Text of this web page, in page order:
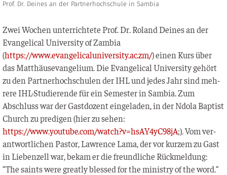
Prof. Dr. Deines an der Partnerhochschule in Sambia
Zwei Wochen unter­rich­te­te Prof. Dr. Roland Dei­nes an der
Evan­ge­li­cal Uni­ver­si­ty of Zam­bia
(https://www.evangelicaluniversity.ac.zm/) einen Kurs über
das Mat­thä­us­evan­ge­li­um. Die Evan­ge­li­cal Uni­ver­si­ty gehört
zu den Part­ner­hoch­schu­len der IHL und jedes Jahr sind meh­
re­re IHL-Stu­die­ren­de für ein Semes­ter in Sam­bia. Zum
Abschluss war der Gast­do­zent ein­ge­la­den, in der Ndo­la Bap­tist
Church zu pre­di­gen (hier zu sehen:
https://www.youtube.com/watch?v=hsAY4yC98jA;). Vom ver­
ant­wort­li­chen Pas­tor, Law­rence Lama, der vor kur­zem zu Gast
in Lie­ben­zell war, bekam er die freund­li­che Rück­mel­dung:
“The saints were great­ly bles­sed for the minis­try of the word.“